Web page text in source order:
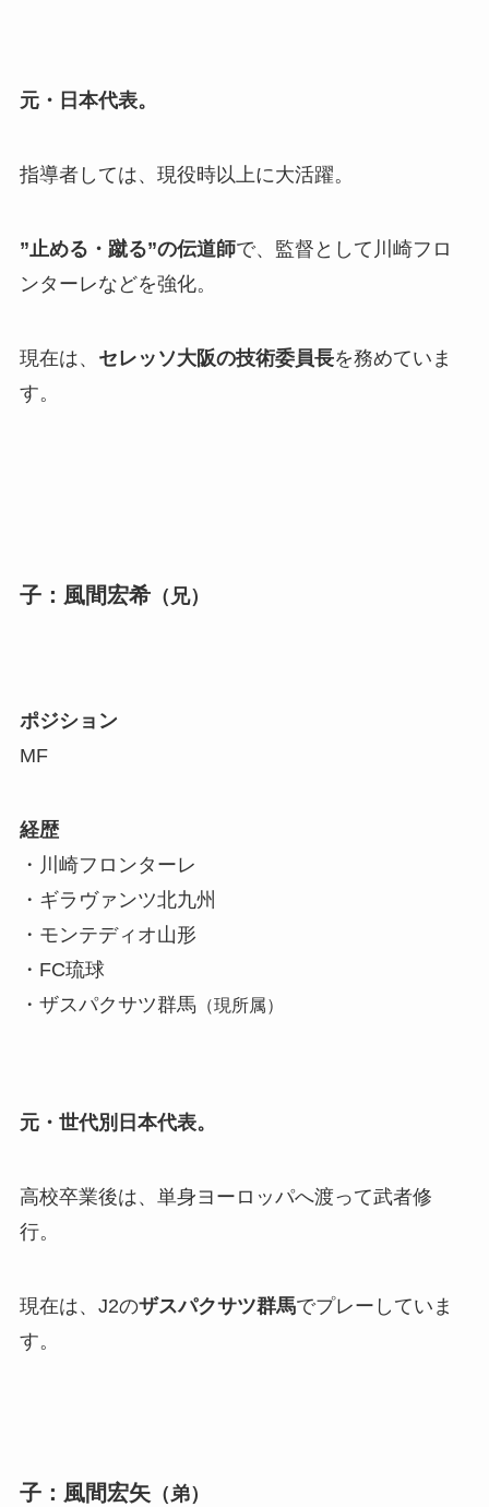
元・日本代表。
指導者しては、現役時以上に大活躍。
”止める・蹴る”の伝道師で、監督として川崎フロ
ンターレなどを強化。
現在は、 セレッソ大阪の技術委員長を務めていま
す。
子：風間宏希（兄）
ポジション
MF
経歴
・川崎フロンターレ
・ギラヴァンツ北九州
・モンテディオ山形
・FC琉球
・ザスパクサツ群馬 （現所属）
元・世代別日本代表。
高校卒業後は、単身ヨーロッパへ渡って武者修
行。
現在は、J2のザスパクサツ群馬でプレーしていま
す。
子：風間宏矢（弟）